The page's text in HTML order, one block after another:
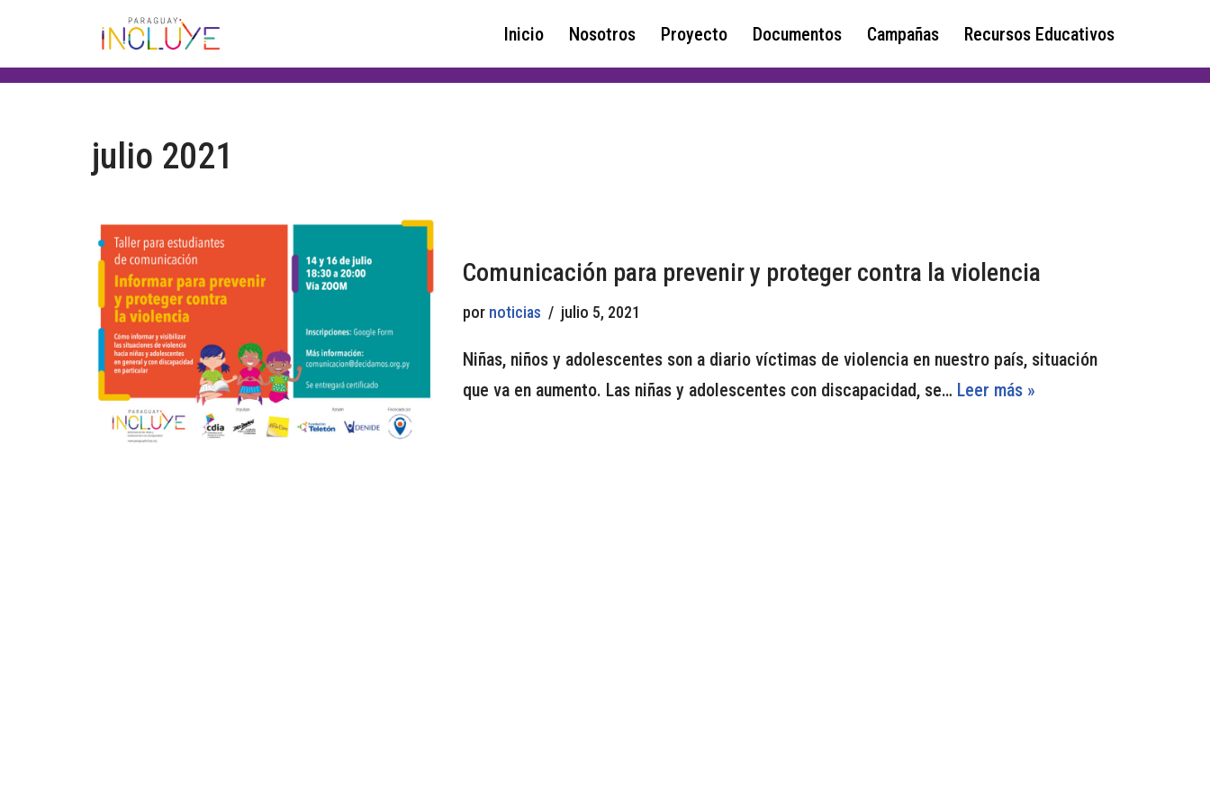
al
Inicio Nosotros Proyecto Documentos Campañas Recursos Educativos
julio 2021
Comunicación para prevenir y proteger contra la violencia
por noticias julio 5, 2021
Niñas, niños y adolescentes son a diario víctimas de violencia en nuestro país, situación
que va en aumento. Las niñas y adolescentes con discapacidad, se… Leer más »